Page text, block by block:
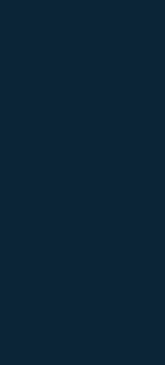
AUTOMÓVILES
CHEVROLET
S.L.; FIAT GROUP
ESPAÑA, S.L.;
HONDA MOTOR
ESPAÑA, S.L.;
KIA MOTORS
ESPAÑA, S.A.;
NISSAN IBERIA,
ESPAÑA, S.A.;
ESPAÑA, S.A.;
ESPAÑA, S.A.;
SEAT, S.A.;
AUDI ESPAÑA,